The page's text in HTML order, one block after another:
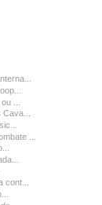
...
...
cont...